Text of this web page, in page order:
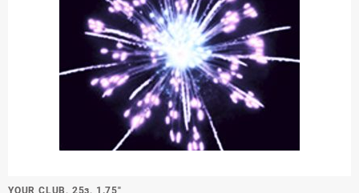
Навигация
YOUR CLUB, 25з, 1.75″